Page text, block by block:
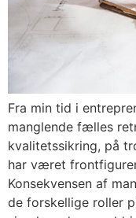
Fra min tid i
manglende fælles
kvalitetssikring, på
har været
Konsekvensen af
de forskellige roller